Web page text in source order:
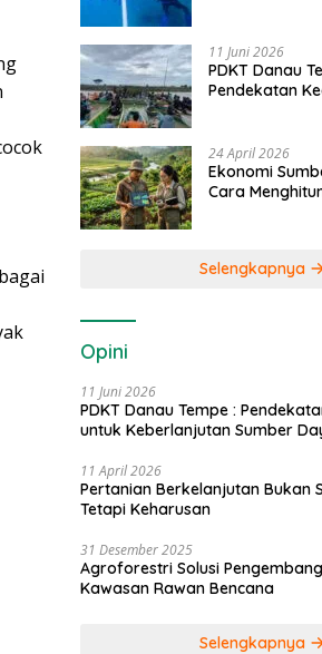
11 Juni 2026
PDKT Danau
Pendekatan
24 April 2026
Ekonomi
Cara
Selengkapnya
Opini
11 Juni 2026
PDKT Danau Tempe :
untuk Keberlanjutan Sumber
11 April 2026
Pertanian Berkelanjutan Bukan
Tetapi Keharusan
31 Desember 2025
Agroforestri Solusi
Kawasan Rawan Bencana
Selengkapnya